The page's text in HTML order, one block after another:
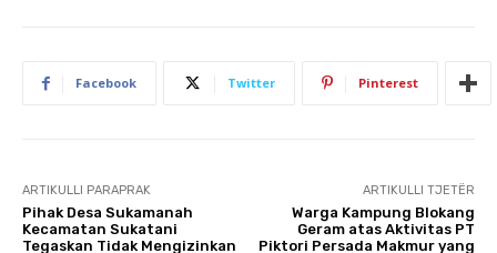
Facebook Twitter Pinterest
ARTIKULLI PARAPRAK
Pihak Desa Sukamanah
Kecamatan Sukatani
Tegaskan Tidak Mengizinkan
ARTIKULLI TJETËR
Warga Kampung Blokang
Geram atas Aktivitas PT
Piktori Persada Makmur yang